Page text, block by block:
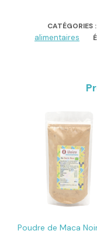
CATÉGORIES :
alimentaires
Poudre de Maca